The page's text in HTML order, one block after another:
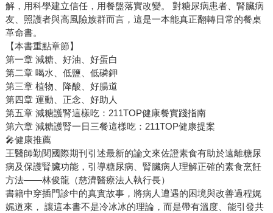
解，用科學建立信任，用餐盤落實改變。 對糖尿病患者、腎臟病
友、照護者與高風險族群而言，這是一本能真正翻轉日常的餐桌
革命書。
【本書重點章節】
第一章 減糖、好油、好蛋白
第二章 喝水、低鹽、低磷鉀
第三章 植物、降酸、好腸道
第四章 運動、正念、好助人
第五章 減糖護腎這樣吃：211TOP健康餐實踐指南
第六章 減糖護腎一日三餐這樣吃：211TOP健康提案
🎤健康推薦
王醫師勤閱國際期刊引述最新的論文來佐證素食有助於遠離糖尿
病及保護腎臟功能，引導糖尿病、腎臟病人理解正確的素食烹飪
方法——林俊龍（慈濟醫療法人執行長）
書籍中穿插門診中的真實故事，將病人遭遇的困境與改善過程娓
娓道來， 讓這本書不是冷冰冰的理論，而是帶有溫度、能引發共